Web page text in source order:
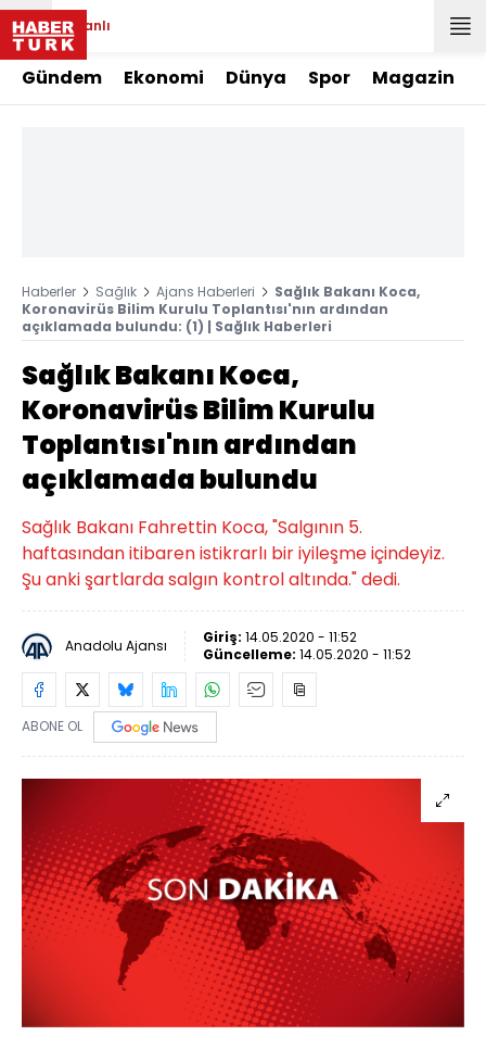
Canlı
Gündem Ekonomi Dünya Spor Magazin
Haberler Sağlık Ajans Haberleri
Sağlık Bakanı Koca,
Koronavirüs Bilim Kurulu Toplantısı'nın ardından
açıklamada bulundu: (1) | Sağlık Haberleri
Sağlık Bakanı Koca,
Koronavirüs Bilim Kurulu
Toplantısı'nın ardından
açıklamada bulundu
Sağlık Bakanı Fahrettin Koca, "Salgının 5.
haftasından itibaren istikrarlı bir iyileşme içindeyiz.
Şu anki şartlarda salgın kontrol altında." dedi.
Anadolu Ajansı Giriş: 14.05.2020 - 11:52
Güncelleme: 14.05.2020 - 11:52
ABONE OL